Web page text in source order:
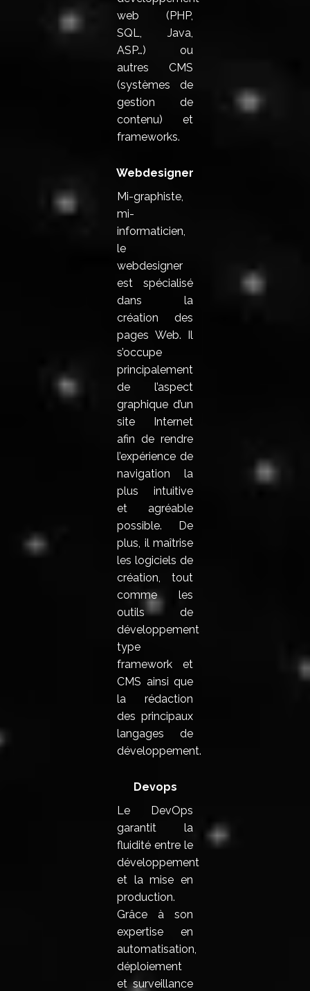
web (PHP,
SQL, Java,
ASP…) ou
autres CMS
(systèmes de
gestion de
contenu) et
frameworks.
Webdesigner
Mi-graphiste,
mi-
informaticien,
le
webdesigner
est spécialisé
dans la
création des
pages Web. Il
s’occupe
principalement
de l’aspect
graphique d’un
site Internet
afin de rendre
l’expérience de
navigation la
plus intuitive
et agréable
possible. De
plus, il maîtrise
les logiciels de
création, tout
comme les
outils de
développement
type
framework et
CMS ainsi que
la rédaction
des principaux
langages de
développement.
Devops
Le DevOps
garantit la
fluidité entre le
développement
et la mise en
production.
Grâce à son
expertise en
automatisation,
déploiement
et surveillance